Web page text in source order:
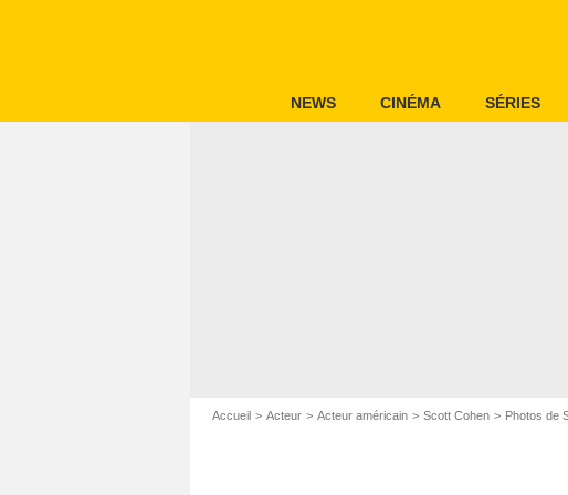
NEWS CINÉMA SÉRIES
Accueil Acteur Acteur américain Scott Cohen Photos de